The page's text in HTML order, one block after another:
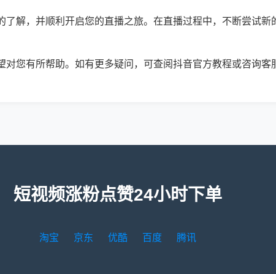
解，并顺利开启您的直播之旅。在直播过程中，不断尝试
您有所帮助。如有更多疑问，可查阅抖音官方教程或咨询客
短视频涨粉点赞24小时下单
淘宝 京东 优酷 百度 腾讯